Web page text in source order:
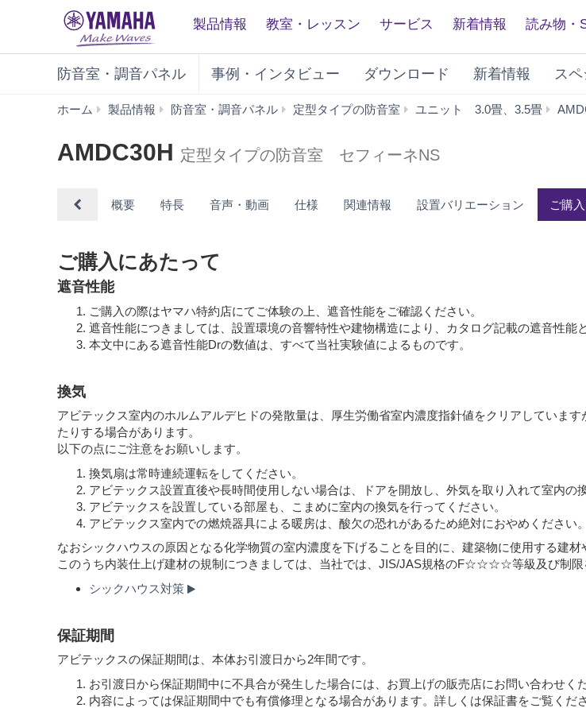
製品情報 教室・レッスン サービス 新着情報 読み物・
防音室・調音パネル 事例・インタビュー ダウンロード 新着情報 ス
ホーム 製品情報 防音室・調音パネル 定型タイプの防音室 ユニット 3.0畳、3.5畳
AMDC30H 定型タイプの防音室 セフィーネNS
概要 特長 音声・動画 仕様 関連情報 設置バリエーション ご購
ご購入にあたって
遮音性能
ご購入の際はヤマハ特約店にてご体験の上、遮音性能をご確認ください。
遮音性能につきましては、設置環境の音響特性や建物構造により、カタログ記載の遮音性能
本文中にある遮音性能Drの数値は、すべて当社実験値によるものです。
換気
アビテックス室内のホルムアルデヒドの発散量は、厚生労働省室内濃度指針値をクリアしていま
たりする場合があります。
以下の点にご注意をお願いします。
換気扇は常時連続運転をしてください。
アビテックス設置直後や長時間使用しない場合は、ドアを開放し、外気を取り入れて室内の
アビテックスを設置している部屋も、こまめに室内の換気を行ってください。
アビテックス室内での燃焼器具による暖房は、酸欠の恐れがあるため絶対におやめください。
なおシックハウスの原因となる化学物質の室内濃度を下げることを目的に、建築物に使用する建
このうち内装仕上げ建材の規制につきましては、当社では、JIS/JAS規格のF☆☆☆☆等級及び制限
シックハウス対策
保証期間
アビテックスの保証期間は、本体お引渡日から2年間です。
お引渡日から保証期間中に不具合が発生した場合には、お買上げの販売店にお問い合わせくだ
内容によっては保証期間中でも有償修理となる場合があります。詳しくは保証書をご覧くださ